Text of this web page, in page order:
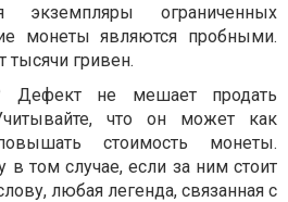
экземпляры ограниченных
монеты являются пробными.
тысячи гривен.
Дефект не мешает продать
что он может как
стоимость монеты.
в том случае, если за ним стоит
любая легенда, связанная с